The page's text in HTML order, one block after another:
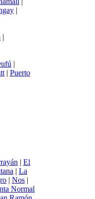
|
|
|
| Puerto
| El
| La
| Nos |
Normal